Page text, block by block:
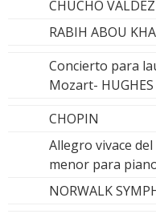
CHUCHO VALDÉZ
RABIH ABOU
Concierto para
Mozart- HUGHES
CHOPIN
Allegro vivace
menor para
NORWALK